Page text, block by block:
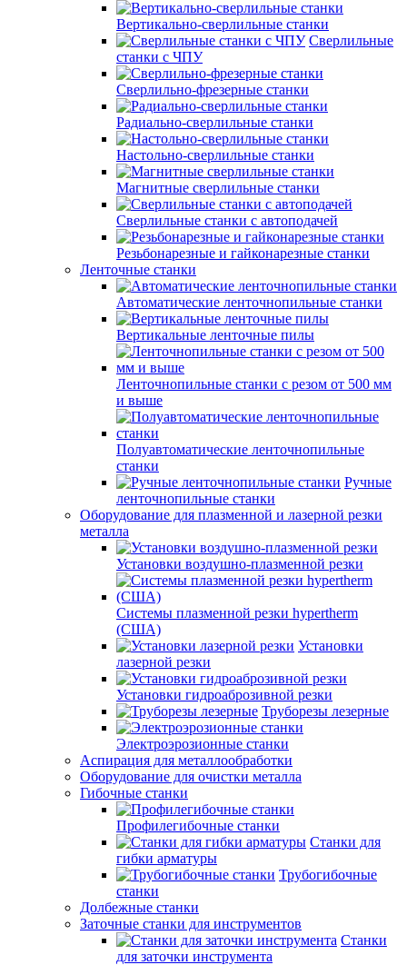
Вертикально-сверлильные станки
Сверлильные
станки с ЧПУ
Сверлильно-фрезерные станки
Радиально-сверлильные станки
Настольно-сверлильные станки
Магнитные сверлильные станки
Сверлильные станки с автоподачей
Резьбонарезные и гайконарезные станки
Ленточные станки
Автоматические ленточнопильные станки
Вертикальные ленточные пилы
Ленточнопильные станки с резом от 500 мм
и выше
Полуавтоматические ленточнопильные
станки
Ручные
ленточнопильные станки
Оборудование для плазменной и лазерной резки
металла
Установки воздушно-плазменной резки
Системы плазменной резки hypertherm
(США)
Установки
лазерной резки
Установки гидроаброзивной резки
Труборезы лезерные
Электроэрозионные станки
Аспирация для металлообработки
Оборудование для очистки металла
Гибочные станки
Профилегибочные станки
Станки для
гибки арматуры
Трубогибочные
станки
Долбежные станки
Заточные станки для инструментов
Станки
для заточки инструмента